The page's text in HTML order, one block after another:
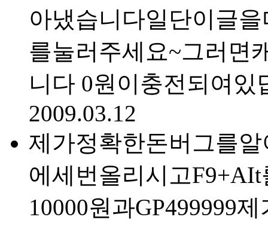
아냈습니다일단이글
를눌러주세요~그러면
니다 0원이충전되여
2009.03.12
제가정확한돈버그를
에세번올리시고
10000원과GP499999